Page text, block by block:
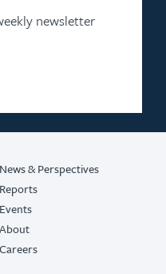
newsletter
News & Perspectives
Reports
Events
About
Careers